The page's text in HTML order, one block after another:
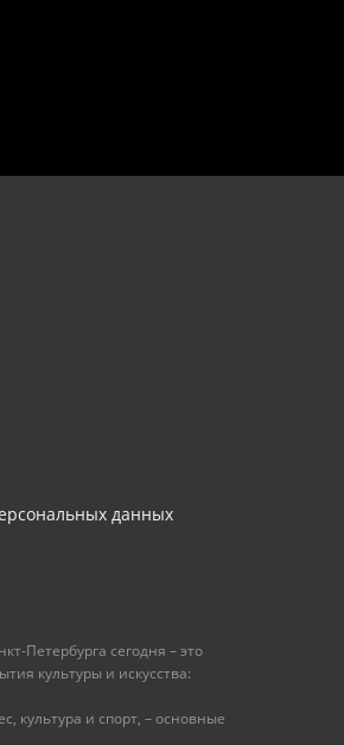
данных
Петербурга сегодня – это
культуры и искусства:
культура и спорт, – основные